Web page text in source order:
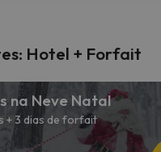
Hotel + Forfait
na Neve Natal
+ 3 dias de forfait